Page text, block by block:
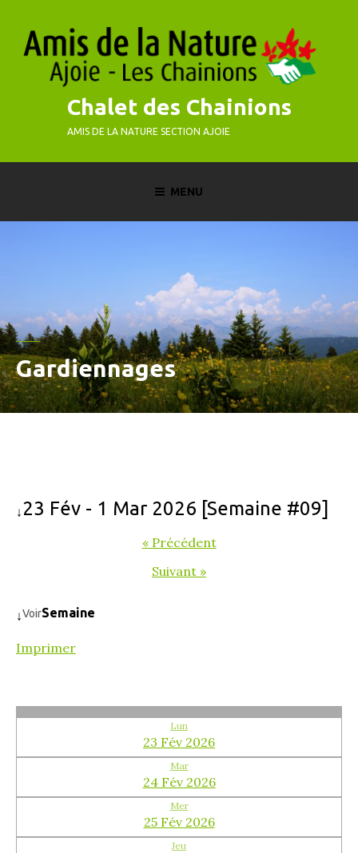
content
Chalet des Chainions
AMIS DE LA NATURE SECTION AJOIE
MENU
Gardiennages
↓ 23 Fév - 1 Mar 2026 [Semaine #09]
« Précédent
Suivant »
↓VoirSemaine
Imprimer
Lun
23 Fév 2026
Mar
24 Fév 2026
Mer
25 Fév 2026
Jeu